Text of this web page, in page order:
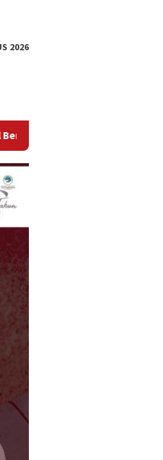
2026
& Terpercaya